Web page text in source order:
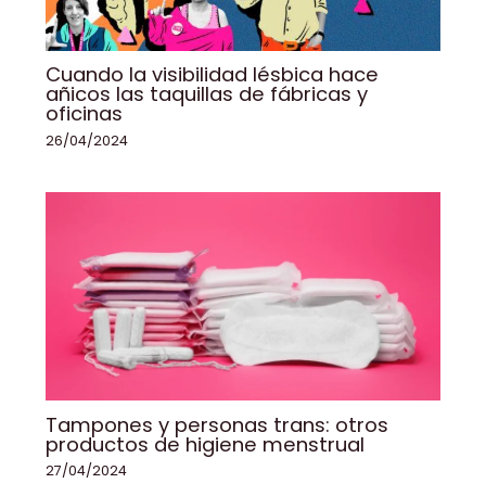
Cuando la visibilidad lésbica hace
añicos las taquillas de fábricas y
oficinas
26/04/2024
Tampones y personas trans: otros
productos de higiene menstrual
27/04/2024